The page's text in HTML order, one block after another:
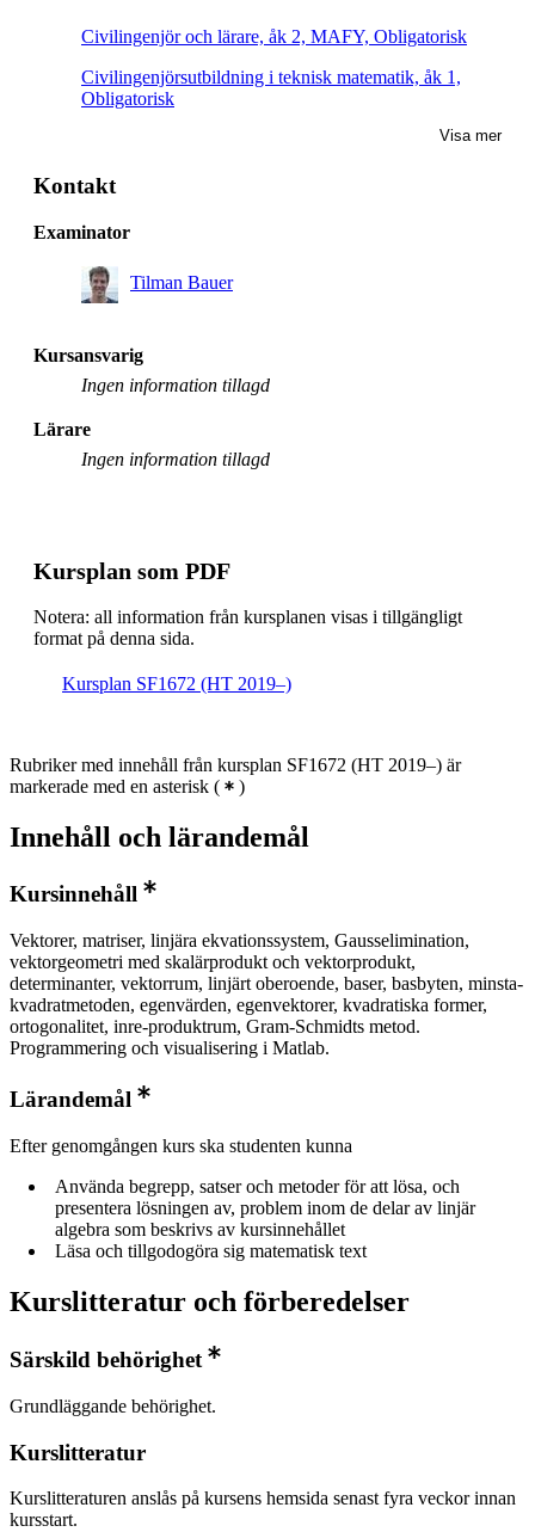
Civilingenjör och lärare, åk 2, MAFY, Obligatorisk
Civilingenjörsutbildning i teknisk matematik, åk 1,
Obligatorisk
Visa mer
Kontakt
Examinator
Tilman Bauer
Kursansvarig
Ingen information tillagd
Lärare
Ingen information tillagd
Kursplan som PDF
Notera: all information från kursplanen visas i tillgängligt
format på denna sida.
Kursplan SF1672 (HT 2019–)
Rubriker med innehåll från kursplan SF1672 (HT 2019–) är
markerade med en asterisk ( )
Innehåll och lärandemål
Kursinnehåll
Vektorer, matriser, linjära ekvationssystem, Gausselimination,
vektorgeometri med skalärprodukt och vektorprodukt,
determinanter, vektorrum, linjärt oberoende, baser, basbyten, minsta-
kvadratmetoden, egenvärden, egenvektorer, kvadratiska former,
ortogonalitet, inre-produktrum, Gram-Schmidts metod.
Programmering och visualisering i Matlab.
Lärandemål
Efter genomgången kurs ska studenten kunna
Använda begrepp, satser och metoder för att lösa, och
presentera lösningen av, problem inom de delar av linjär
algebra som beskrivs av kursinnehållet
Läsa och tillgodogöra sig matematisk text
Kurslitteratur och förberedelser
Särskild behörighet
Grundläggande behörighet.
Kurslitteratur
Kurslitteraturen anslås på kursens hemsida senast fyra veckor innan
kursstart.